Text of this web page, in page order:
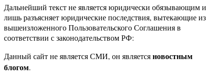
Дальнейший текст не является юридически обязывающим и
лишь разъясняет юридические последствия, вытекающие из
вышеизложенного Пользовательского Соглашения в
соответствии с законодательством РФ:
Данный сайт не является СМИ, он являетсяновостным
блогом.